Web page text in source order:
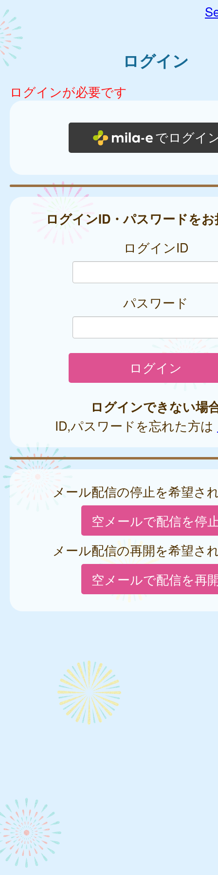
ログイン
ログインが必要です
でログイ
ログインID・パスワードを
ログインID
パスワード
ログインできない場
ID,パスワードを忘れた方は
メール配信の停止を希望さ
空メールで配信を停
メール配信の再開を希望さ
空メールで配信を再